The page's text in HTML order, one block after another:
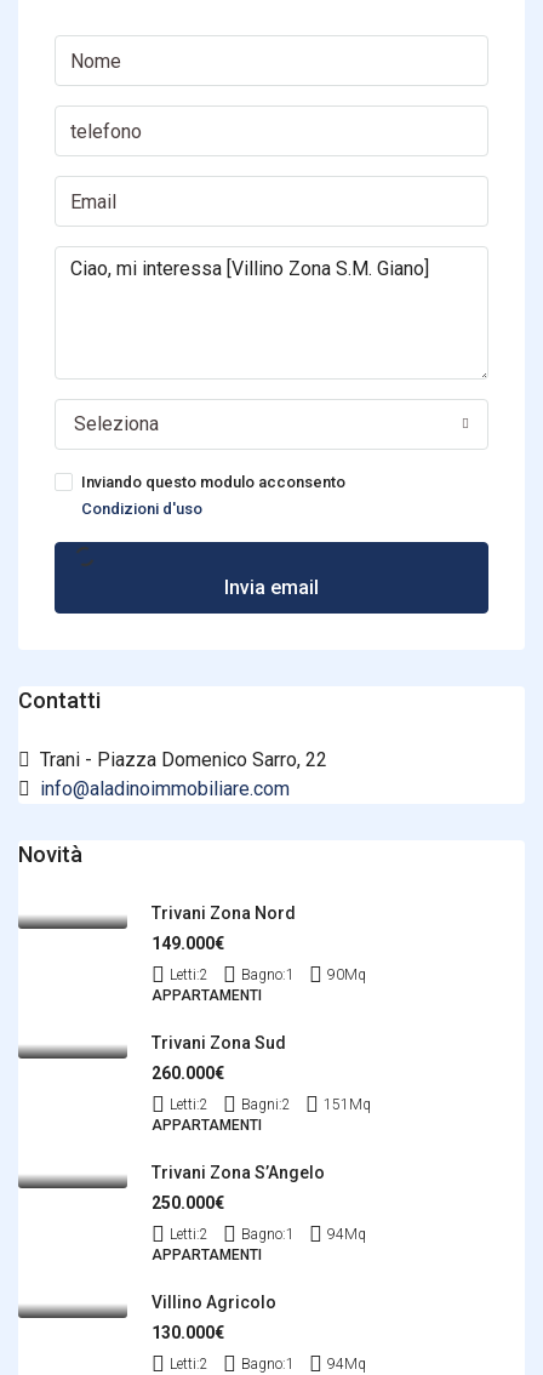
Seleziona
Inviando questo modulo acconsento
Condizioni d'uso
Invia email
Contatti
Trani - Piazza Domenico Sarro, 22
info@aladinoimmobiliare.com
Novità
Trivani Zona Nord
149.000€
Letti:2 Bagno:1 90Mq
APPARTAMENTI
Trivani Zona Sud
260.000€
Letti:2 Bagni:2 151 Mq
APPARTAMENTI
Trivani Zona S’Angelo
250.000€
Letti:2 Bagno:1 94Mq
APPARTAMENTI
Villino Agricolo
130.000€
Letti:2 Bagno:1 94Mq